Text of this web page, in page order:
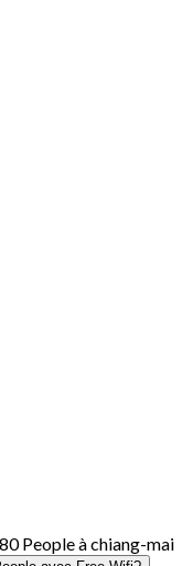
People à chiang-mai